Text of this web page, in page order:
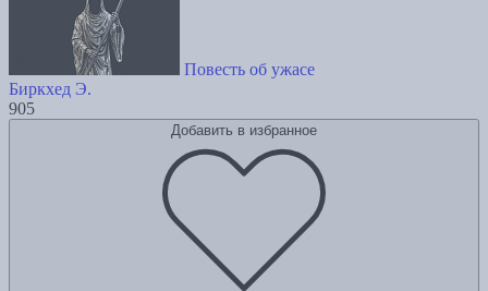
Повесть об ужасе
Биркхед Э.
905
Добавить в избранное